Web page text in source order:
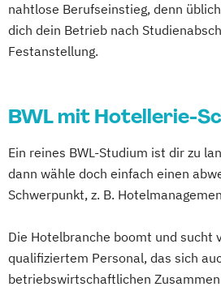
nahtlose Berufseinstieg, denn
dich dein Betrieb nach
Festanstellung.
BWL mit Hotellerie-
Ein reines BWL-Studium ist dir zu
dann wähle doch einfach einen
Schwerpunkt, z. B.
Die Hotelbranche boomt und sucht
qualifiziertem Personal, das sich
betriebswirtschaftlichen